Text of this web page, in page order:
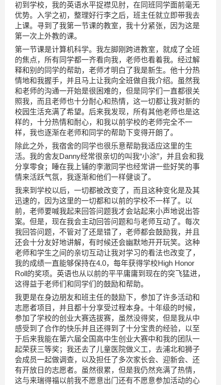
初到学校，我的英语水平捉襟见肘，在同班同学面前毫无
优势。入学之初，整理好行李之后，班主任就立即带我去
上课。寻到了我第一节课的教室，我十分紧张，因为这是
第一次上外教的课。
第一节课是计算机科学。我左脚刚跨进教室，就成了全班
的焦点，所有同学都一齐看向我，老师也看着我。经过解
释和别的同学的帮助，老师才明白了我是新生。他十分热
情地和我握手，并且马上让我向全班做自我介绍。虽然我
和老师的沟通一开始是很困难的，但是同学们一直都很关
照我，而且老师也十分耐心和热情，这一切都让我对新的
校园生活充满了希望。后来我发现，所有其他老师也是这
样的，十分热情和耐心，和我以前学校的老师完全不一
样，我也逐渐在老师和同学的帮助下变得开朗了。
除此之外，我宿舍的同学也很乐意帮助我适应这里的生
活。我的舍友Danny经常很亲切的叫我“小涂”，并且会和我
分享零食；睡在我上铺的李澈同学也经常讲一些好笑的事
情来活跃气氛，我逐渐和他们一样健谈了。
我来到学校以后，一切都被改变了，而且这种变化是及其
迅速的，因为这里的一切都和以前的学校不一样了。以
前，老师要喊我起来回答问题我才会站起来小声地说出答
案。但是，现在我会主动回答问题和与老师互动了。每次
我回答问题，不管对了还是错了，老师都会鼓励我，并且
还会十分友好地讲解，有时候还会幽默地开开玩笑。这种
老师和学生之间的亲切互动让我对学习的看法也改变了，
我的成绩一直能够保持在4.0，每年获得学校High Honor
Roll的奖项。英语也从以前的平平庸庸到现在的突飞猛进，
这得益于老师们和同学们的鼓励和帮助。
我更是在身边朋友和班主任的鼓励下，参加了许多活动和
志愿者项目，并且都十分享受过程本身。十年级的时候，
参加了学校的创业大赛选拔赛，虽然没得奖，但是我从中
感受到了合作的快乐并且还得到了十分宝贵的经验，以至
于后来我能在第六届全国高中生创业大赛中和我的团队一
起荣获三等奖；我还去了儿童医院做义工，去浦北和狮子
会成员一起做调查，以及担任了多次家长会、迎新会、还
有开放日的志愿者。虽然很累，但是我仍然充满了热情，
这与来瑞得福以前我不愿意出门还有不愿意参加活动的心